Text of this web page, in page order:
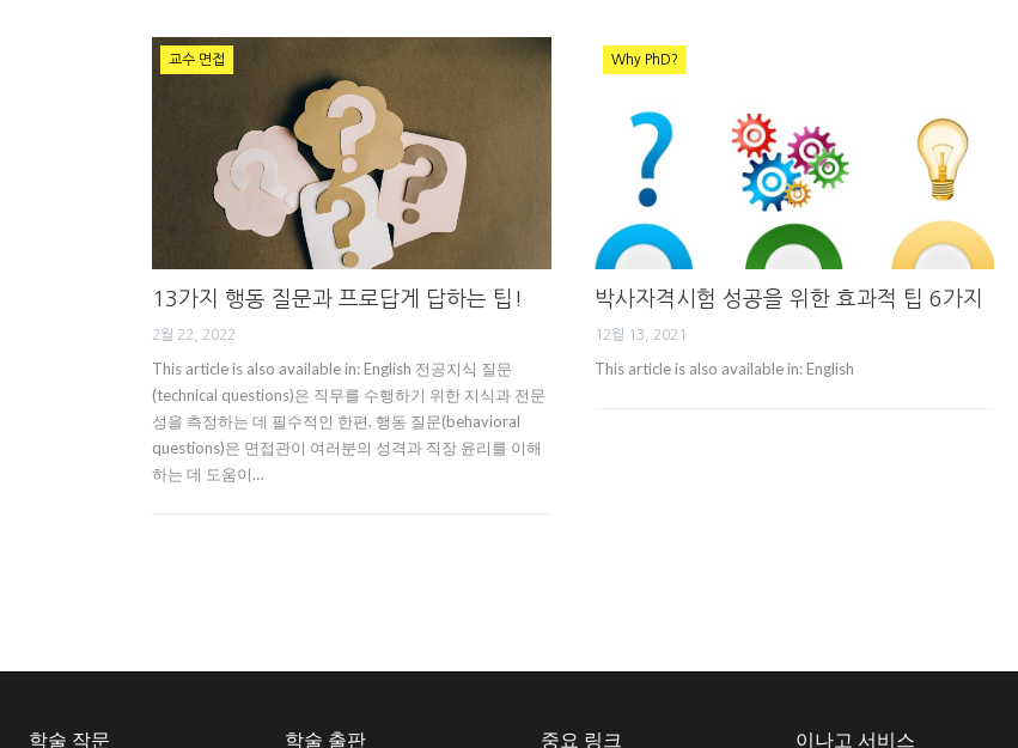
교수 면접
13가지 행동 질문과 프로답게 답하는 팁!
2월 22, 2022
This article is also available in: English 전공지식 질문
(technical questions)은 직무를 수행하기 위한 지식과 전문
성을 측정하는 데 필수적인 한편, 행동 질문(behavioral
questions)은 면접관이 여러분의 성격과 직장 윤리를 이해
하는 데 도움이…
Why PhD?
박사자격시험 성공을 위한 효과적 팁 6가지
12월 13, 2021
This article is also available in: English
학술 작문 학술 출판 중요 링크 이나고 서비스